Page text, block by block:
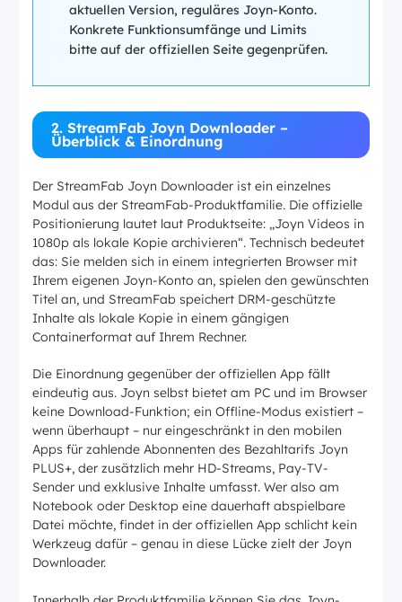
aktuellen Version, reguläres Joyn-Konto.
Konkrete Funktionsumfänge und Limits
bitte auf der offiziellen Seite gegenprüfen.
2. StreamFab Joyn Downloader –
Überblick & Einordnung
Der StreamFab Joyn Downloader ist ein einzelnes
Modul aus der StreamFab-Produktfamilie. Die offizielle
Positionierung lautet laut Produktseite: „Joyn Videos in
1080p als lokale Kopie archivieren“. Technisch bedeutet
das: Sie melden sich in einem integrierten Browser mit
Ihrem eigenen Joyn-Konto an, spielen den gewünschten
Titel an, und StreamFab speichert DRM-geschützte
Inhalte als lokale Kopie in einem gängigen
Containerformat auf Ihrem Rechner.
Die Einordnung gegenüber der offiziellen App fällt
eindeutig aus. Joyn selbst bietet am PC und im Browser
keine Download-Funktion; ein Offline-Modus existiert –
wenn überhaupt – nur eingeschränkt in den mobilen
Apps für zahlende Abonnenten des Bezahltarifs Joyn
PLUS+, der zusätzlich mehr HD-Streams, Pay-TV-
Sender und exklusive Inhalte umfasst. Wer also am
Notebook oder Desktop eine dauerhaft abspielbare
Datei möchte, findet in der offiziellen App schlicht kein
Werkzeug dafür – genau in diese Lücke zielt der Joyn
Downloader.